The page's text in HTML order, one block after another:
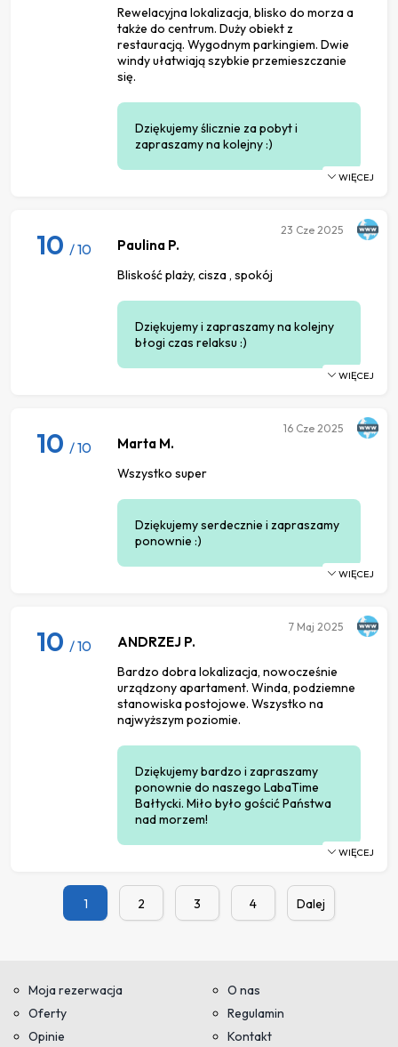
Rewelacyjna lokalizacja, blisko do morza a
także do centrum. Duży obiekt z
restauracją. Wygodnym parkingiem. Dwie
windy ułatwiają szybkie przemieszczanie
się.
Dziękujemy ślicznie za pobyt i
zapraszamy na kolejny :)
WIĘCEJ
10 / 10 Paulina P.
Bliskość plaży, cisza , spokój
Dziękujemy i zapraszamy na kolejny
błogi czas relaksu :)
23 Cze 2025
WIĘCEJ
10 / 10 Marta M.
Wszystko super
Dziękujemy serdecznie i zapraszamy
ponownie :)
16 Cze 2025
WIĘCEJ
10 / 10 ANDRZEJ P.
Bardzo dobra lokalizacja, nowocześnie
urządzony apartament. Winda, podziemne
stanowiska postojowe. Wszystko na
najwyższym poziomie.
Dziękujemy bardzo i zapraszamy
ponownie do naszego LabaTime
Bałtycki. Miło było gościć Państwa
nad morzem!
7 Maj 2025
WIĘCEJ
1 2 3 4 Dalej
Moja rezerwacja
Oferty
Opinie
O nas
Regulamin
Kontakt